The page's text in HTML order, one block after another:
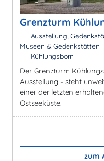
Grenzturm
Ausstellung,
Museen & Gedenkstätten
Kühlungsborn
Der Grenzturm
Ausstellung - steht
einer der letzten
Ostseeküste.
zum